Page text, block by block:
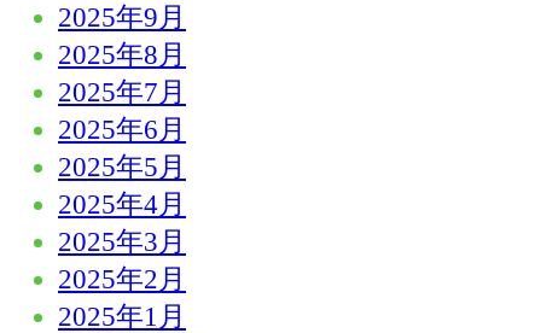
2025年9月
2025年8月
2025年7月
2025年6月
2025年5月
2025年4月
2025年3月
2025年2月
2025年1月